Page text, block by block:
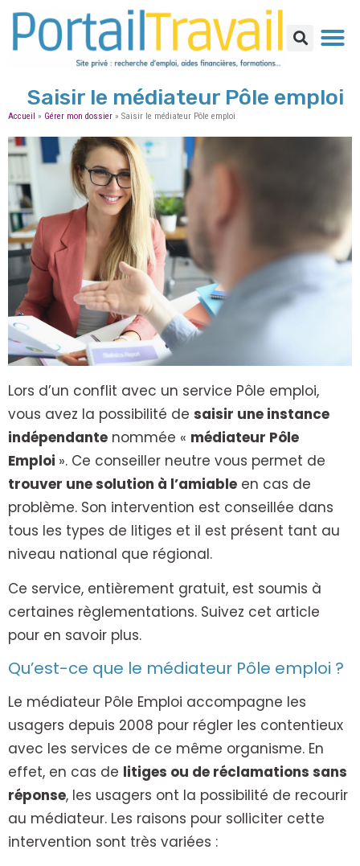
Saisir le médiateur Pôle emploi
Accueil » Gérer mon dossier » Saisir le médiateur Pôle emploi
Lors d’un conflit avec un service Pôle emploi,
vous avez la possibilité de saisir une instance
indépendante nommée « médiateur Pôle
Emploi ». Ce conseiller neutre vous permet de
trouver une solution à l’amiable en cas de
problème. Son intervention est conseillée dans
tous les types de litiges et il est présent tant au
niveau national que régional.
Ce service, entièrement gratuit, est soumis à
certaines règlementations. Suivez cet article
pour en savoir plus.
Qu’est-ce que le médiateur Pôle emploi ?
Le médiateur Pôle Emploi accompagne les
usagers depuis 2008 pour régler les contentieux
avec les services de ce même organisme. En
effet, en cas de litiges ou de réclamations sans
réponse, les usagers ont la possibilité de recourir
au médiateur. Les raisons pour solliciter cette
intervention sont très variées :